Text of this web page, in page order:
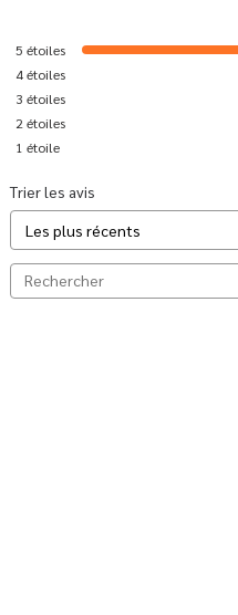
5 étoiles
4étoiles
3 étoiles
2 étoiles
1 étoile
Trier les avis